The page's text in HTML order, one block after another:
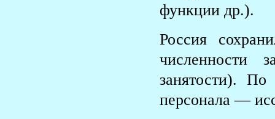
функции др.).
Россия
численности
занятости). По
персонала —